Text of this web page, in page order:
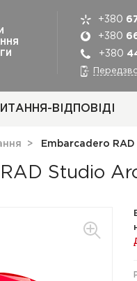
ВІДПОВІДІ
+380
+380
+380
Embarcadero
Studio